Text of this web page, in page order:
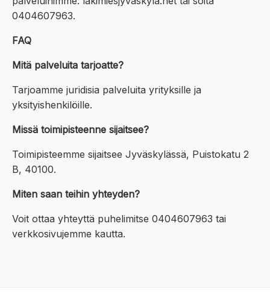
0404607963.
FAQ
Mitä palveluita tarjoatte?
Tarjoamme juridisia palveluita yrityksille ja
yksityishenkilöille.
Missä toimipisteenne sijaitsee?
Toimipisteemme sijaitsee Jyväskylässä, Puistokatu 2
B, 40100.
Miten saan teihin yhteyden?
Voit ottaa yhteyttä puhelimitse 0404607963 tai
verkkosivujemme kautta.